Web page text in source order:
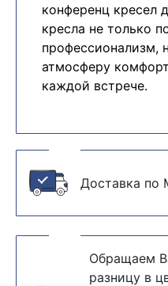
конференц кресел
кресла не только
профессионализм,
атмосферу
каждой встрече.
Доставка по
Обращаем
разницу в